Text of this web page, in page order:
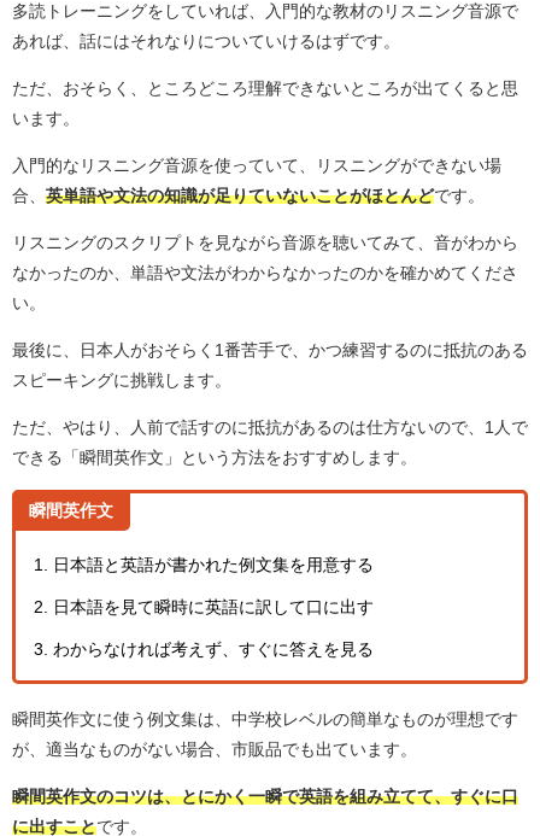
多読トレーニングをしていれば、入門的な教材のリスニング音源で
あれば、話にはそれなりについていけるはずです。
ただ、おそらく、ところどころ理解できないところが出てくると思
います。
入門的なリスニング音源を使っていて、リスニングができない場
合、 英単語や文法の知識が足りていないことがほとんどです。
リスニングのスクリプトを見ながら音源を聴いてみて、音がわから
なかったのか、単語や文法がわからなかったのかを確かめてくださ
い。
最後に、日本人がおそらく1番苦手で、かつ練習するのに抵抗のある
スピーキングに挑戦します。
ただ、やはり、人前で話すのに抵抗があるのは仕方ないので、1人で
できる「瞬間英作文」という方法をおすすめします。
瞬間英作文
日本語と英語が書かれた例文集を用意する
日本語を見て瞬時に英語に訳して口に出す
わからなければ考えず、すぐに答えを見る
瞬間英作文に使う例文集は、中学校レベルの簡単なものが理想です
が、適当なものがない場合、市販品でも出ています。
瞬間英作文のコツは、とにかく一瞬で英語を組み立てて、すぐに口
に出すことです。